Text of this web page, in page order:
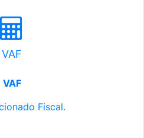
VAF
VAF
Fiscal.